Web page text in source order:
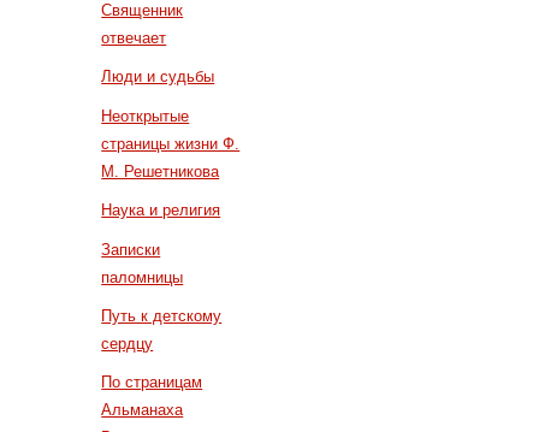
Священник
отвечает
Люди и судьбы
Неоткрытые
страницы жизни Ф.
М. Решетникова
Наука и религия
Записки
паломницы
Путь к детскому
сердцу
По страницам
Альманаха